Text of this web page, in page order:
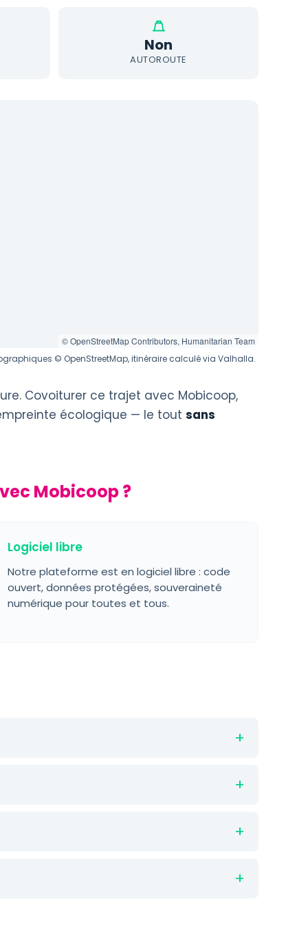
Non
AUTOROUTE
© OpenStreetMap Contributors, Humanitarian Team
© OpenStreetMap, itinéraire calculé via Valhalla.
Covoiturer ce trajet avec Mobicoop,
écologique — le tout sans
Mobicoop ?
Logiciel libre
Notre plateforme est en logiciel libre : code
ouvert, données protégées, souveraineté
numérique pour toutes et tous.